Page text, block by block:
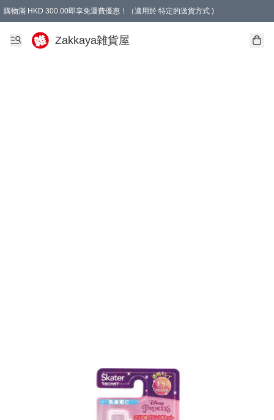
購物滿 HKD 300.00即享免運費優惠！（適用於 特定的送貨方式 )
Zakkaya雑貨屋